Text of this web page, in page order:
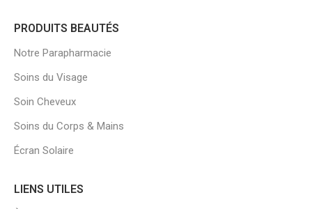
PRODUITS BEAUTÉS
Notre Parapharmacie
Soins du Visage
Soin Cheveux
Soins du Corps & Mains
Écran Solaire
LIENS UTILES